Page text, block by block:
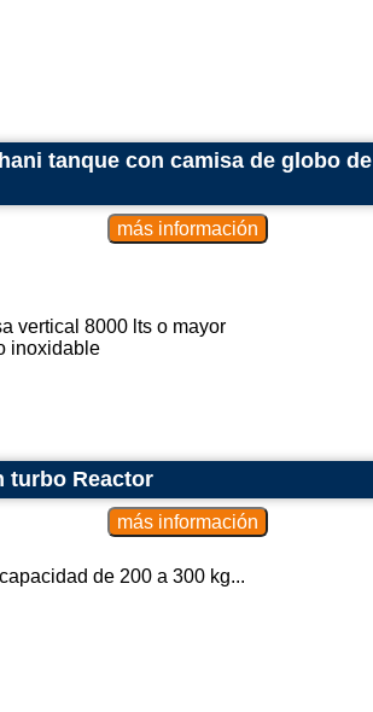
tanque con camisa de globo de
vertical 8000 lts o mayor
inoxidable
turbo Reactor
de 200 a 300 kg...